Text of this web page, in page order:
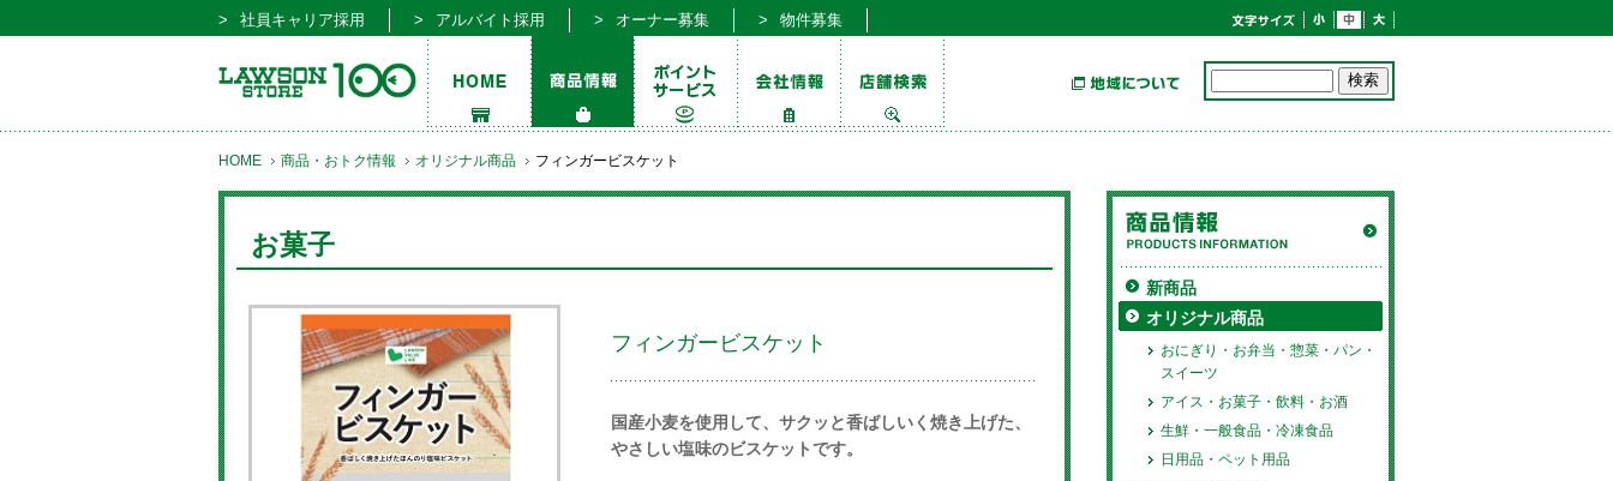
社員キャリア採用 アルバイト採用 オーナー募集 物件募集
HOME 商品・おトク情報 オリジナル商品 フィンガービスケット
お菓子
フィンガービスケット
国産小麦を使用して、サクッと香ばしいく焼き上げた、
やさしい塩味のビスケットです。
新商品
オリジナル商品
おにぎり・お弁当・惣菜・パン・
スイーツ
アイス・お菓子・飲料・お酒
生鮮・一般食品・冷凍食品
日用品・ペット用品